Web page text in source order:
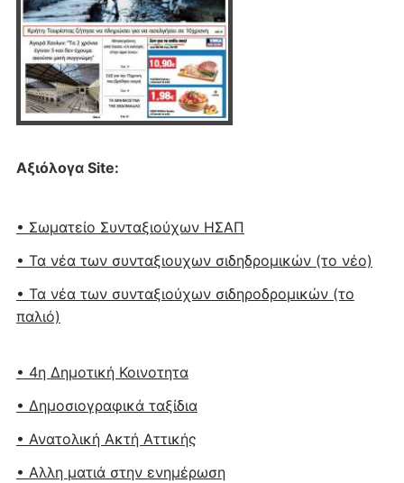
Αξιόλογα Site:
• Σωματείο Συνταξιούχων ΗΣΑΠ
• Τα νέα των συνταξιουχων σιδηδρομικών (το νέο)
• Τα νέα των συνταξιούχων σιδηροδρομικών (το
παλιό)
• 4η Δημοτική Κοινοτητα
• Δημοσιογραφικά ταξίδια
• Ανατολική Ακτή Αττικής
• Αλλη ματιά στην ενημέρωση